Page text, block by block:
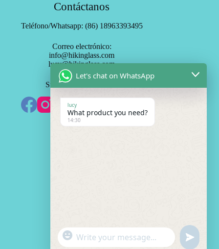
Contáctanos
Teléfono/Whatsapp: (86) 18963393495
Correo electrónico:
info@hikinglass.com
lucy@hikinglass.com
Suscríbete a HK Mirror
a
t
r
r
e
¿
Q
Let's chat on WhatsApp
lucy
What product you need?
14:30
"
+
W
u